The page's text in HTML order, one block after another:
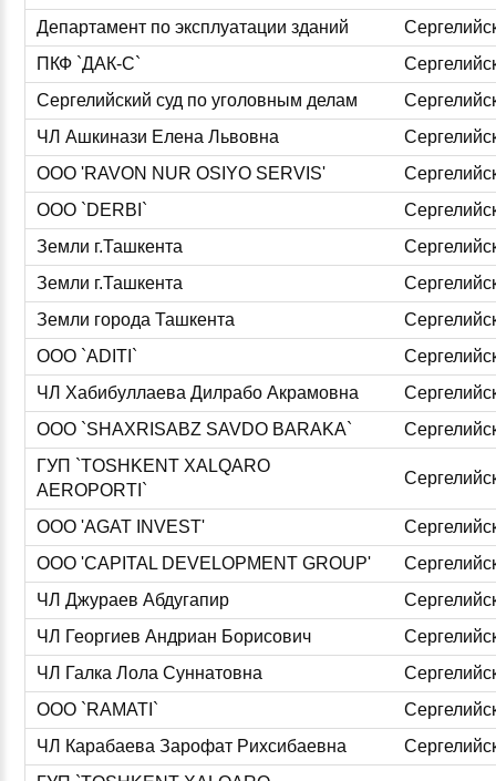
Департамент по эксплуатации зданий
ПКФ `ДАК-С`
Сергелийский суд по уголовным делам
ЧЛ Ашкинази Елена Львовна
ООО 'RAVON NUR OSIYO SERVIS'
ООО `DERBI`
Земли г.Ташкента
Земли г.Ташкента
Земли города Ташкента
ООО `ADITI`
ЧЛ Хабибуллаева Дилрабо Акрамовна
ООО `SHAXRISABZ SAVDO BARAKA`
ГУП `TOSHKENT XALQARO
AEROPORTI`
ООО 'AGAT INVEST'
ООО 'CAPITAL DEVELOPMENT GROUP'
ЧЛ Джураев Абдугапир
ЧЛ Георгиев Андриан Борисович
ЧЛ Галка Лола Суннатовна
ООО `RAMATI`
ЧЛ Карабаева Зарофат Рихсибаевна